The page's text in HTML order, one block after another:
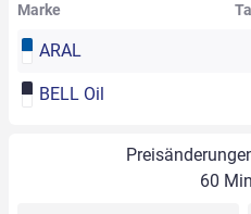
Marke
ARAL
BELL Oil
60